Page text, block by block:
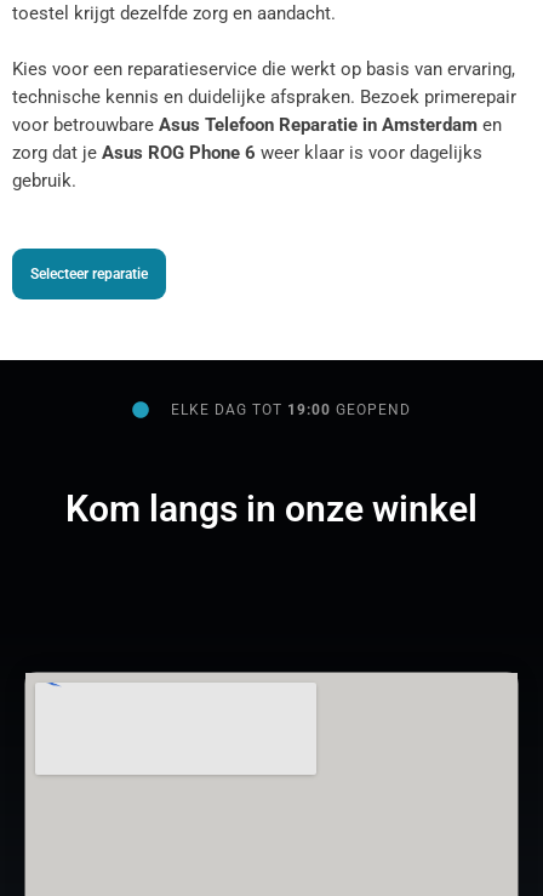
toestel krijgt dezelfde zorg en aandacht.
Kies voor een reparatieservice die werkt op basis van ervaring,
technische kennis en duidelijke afspraken. Bezoek primerepair
voor betrouwbare Asus Telefoon Reparatie in Amsterdam en
zorg dat je Asus ROG Phone 6 weer klaar is voor dagelijks
gebruik.
Selecteer reparatie
ELKE DAG TOT 19:00GEOPEND
Kom langs in onze winkel